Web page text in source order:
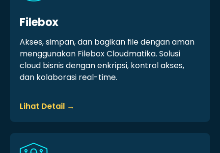
Filebox
Akses, simpan, dan bagikan file dengan aman
menggunakan Filebox Cloudmatika. Solusi
cloud bisnis dengan enkripsi, kontrol akses,
dan kolaborasi real-time.
Lihat Detail →